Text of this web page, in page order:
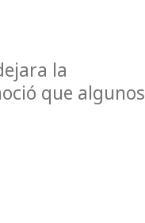
la
que algunos